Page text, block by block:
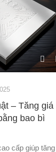
– Tăng giá
bao bì
cấp giúp tăng